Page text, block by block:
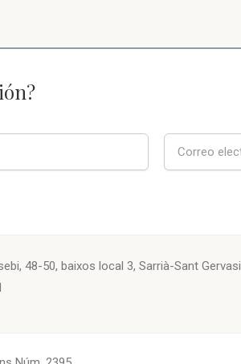
48-50, baixos local 3, Sarrià-Sant Gervasi